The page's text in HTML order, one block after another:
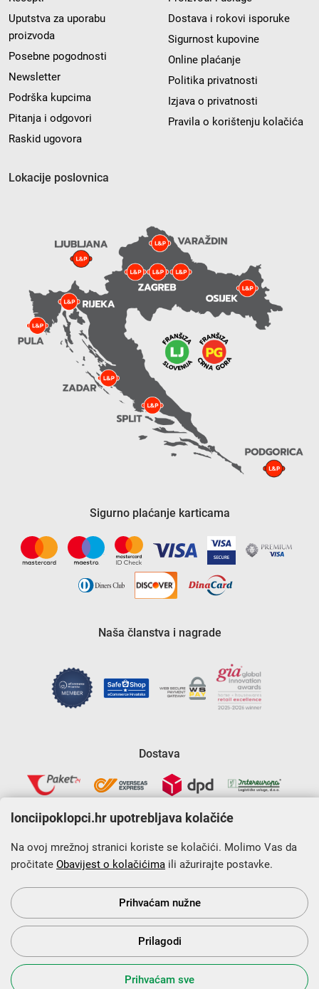
Uputstva za uporabu
proizvoda
Posebne pogodnosti
Newsletter
Podrška kupcima
Pitanja i odgovori
Raskid ugovora
Dostava i rokovi isporuke
Sigurnost kupovine
Online plaćanje
Politika privatnosti
Izjava o privatnosti
Pravila o korištenju kolačića
Lokacije poslovnica
Sigurno plaćanje karticama
Naša članstva i nagrade
Dostava
Krajnji primatelj financijskog instrumenta sufinanciranog iz
Europskog fonda za regionalni razvoj u sklopu Operativnog
programa „Konkurentnost i kohezija”.
s Vama od 2014. godine!
lonciipoklopci.hr upotrebljava kolačiće
Na ovoj mrežnoj stranici koriste se kolačići. Molimo Vas da
pročitate Obavijest o kolačićima ili ažurirajte postavke.
Prihvaćam nužne
Prilagodi
Prihvaćam sve